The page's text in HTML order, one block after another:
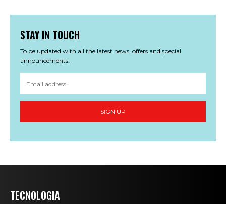
STAY IN TOUCH
To be updated with all the latest news, offers and special
announcements.
SIGN UP
TECNOLOGIA